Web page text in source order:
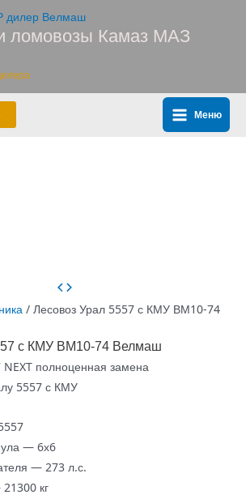
ломовозы Камаз МАЗ
Main
Меню
/ Лесовоз Урал 5557 с КМУ ВМ10-74
с КМУ ВМ10-74 Велмаш
полноценная замена
5557 с КМУ
— 6х6
— 273 л.с.
кг